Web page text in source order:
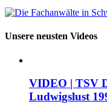
Unsere neusten Videos
VIDEO | TSV
Ludwigslust